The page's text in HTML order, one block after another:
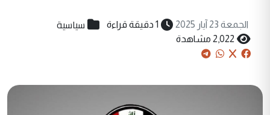
الجمعة 23 آيار 2025 1 دقيقة قراءة سياسية
2,022 مشاهدة